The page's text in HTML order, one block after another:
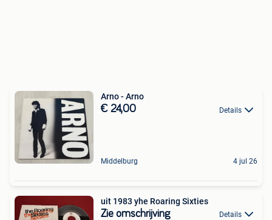
Arno - Arno
€ 24,00 Details
Middelburg 4 jul 26
uit 1983 yhe Roaring Sixties
Zie omschrijving Details